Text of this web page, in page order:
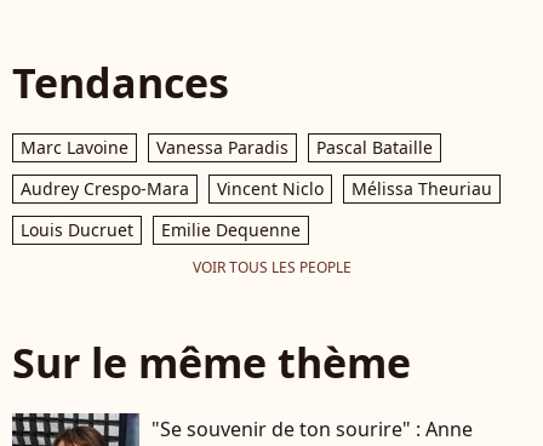
Tendances
Marc Lavoine Vanessa Paradis
Pascal Bataille
Audrey Crespo-Mara
Vincent Niclo
Mélissa Theuriau
Louis Ducruet
Emilie Dequenne
VOIR TOUS LES PEOPLE
Sur le même thème
"Se souvenir de ton sourire" : Anne